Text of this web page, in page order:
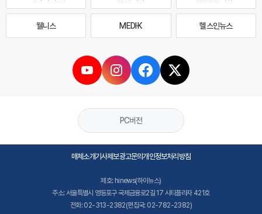
웰니스 MEDI·K 헬스인뉴스
PC버전
매체소개기사제보광고문의개인정보처리방침
제호: hinews(하이뉴스)
주소: 서울특별시 영등포구 국제금융로2길 17 시티플라자 421호
전화: 02-313-2382(편집국: 02-782-2382)